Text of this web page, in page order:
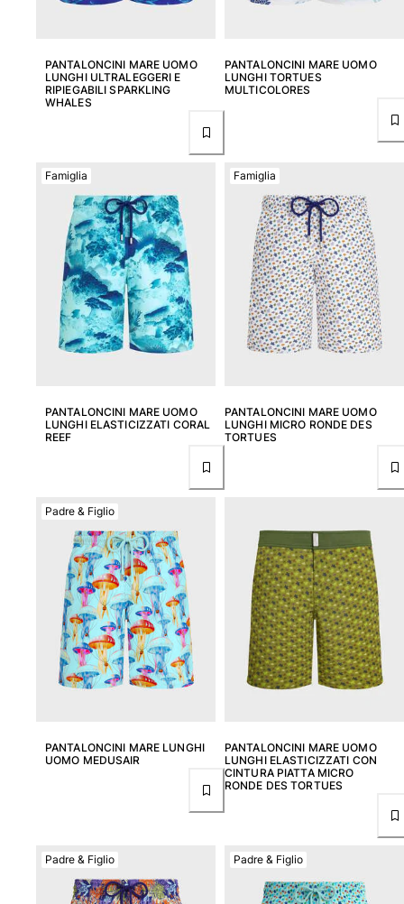
Donna
Costumi da bagno
Bikinis
Intero
Tops
Slips
Rashguards
Vedi tutti i Costumi da bagno
Abbigliamento
Shorts
Sweatshirts
T-Shirts
Modelli lounge
Kimonos
Vedi tutti i Abbigliamento
Yachting collection
Vedi tutti i Yachting collection
Classico
Classico stretch
Classico ultraleggero
PANTALONCINI MARE UOMO
LUNGHI ULTRALEGGERI E
RIPIEGABILI SPARKLING
WHALES
PANTALONCINI MARE UOMO
LUNGHI TORTUES
MULTICOLORES
PANTALONCINI MARE UOMO
LUNGHI ELASTICIZZATI CORAL
REEF
Famiglia
PANTALONCINI MARE UOMO
LUNGHI MICRO RONDE DES
TORTUES
Famiglia
PANTALONCINI MARE LUNGHI
UOMO MEDUSAIR
Padre & Figlio
PANTALONCINI MARE UOMO
LUNGHI ELASTICIZZATI CON
CINTURA PIATTA MICRO
RONDE DES TORTUES
Padre & Figlio Padre & Figlio